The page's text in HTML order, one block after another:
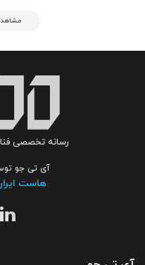
رسانه تخصصی
آی تی جو
هاست